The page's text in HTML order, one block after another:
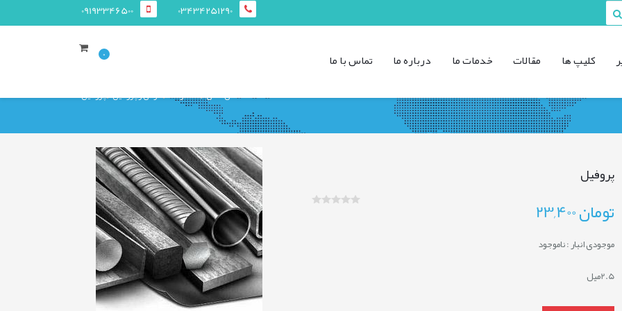
03434251290
09193346500
0 کليپ ها مقالات خدمات ما درباره ما تماس با ما
صفحه ی اصلی محصولات قوطی و پروفيل پروفیل
پروفیل
تومان
موجودی انبار :ناموجود
2.5میل